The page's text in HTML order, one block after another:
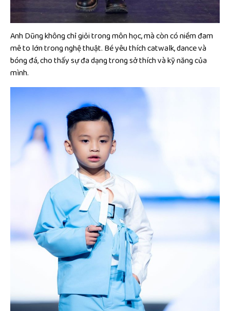
Anh Dũng không chỉ giỏi trong môn học, mà còn có niềm đam
mê to lớn trong nghệ thuật. Bé yêu thích catwalk, dance và
bóng đá, cho thấy sự đa dạng trong sở thích và kỹ năng của
mình.